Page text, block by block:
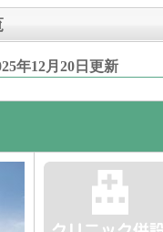
12月20日更新